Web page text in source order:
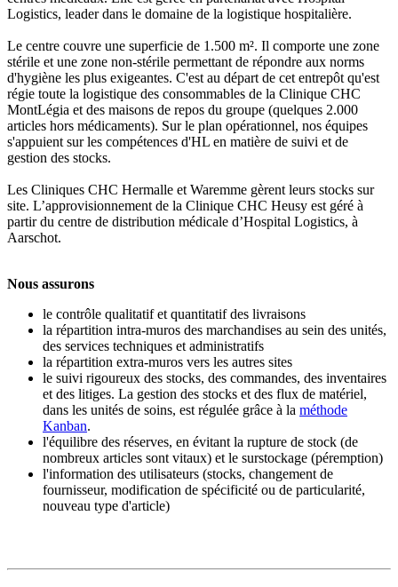
Logistics, leader dans le domaine de la logistique hospitalière.
Le centre couvre une superficie de 1.500 m². Il comporte une zone
stérile et une zone non-stérile permettant de répondre aux norms
d'hygiène les plus exigeantes. C'est au départ de cet entrepôt qu'est
régie toute la logistique des consommables de la Clinique CHC
MontLégia et des maisons de repos du groupe (quelques 2.000
articles hors médicaments). Sur le plan opérationnel, nos équipes
s'appuient sur les compétences d'HL en matière de suivi et de
gestion des stocks.
Les Cliniques CHC Hermalle et Waremme gèrent leurs stocks sur
site. L’approvisionnement de la Clinique CHC Heusy est géré à
partir du centre de distribution médicale d’Hospital Logistics, à
Aarschot.
Nous assurons
le contrôle qualitatif et quantitatif des livraisons
la répartition intra-muros des marchandises au sein des unités,
des services techniques et administratifs
la répartition extra-muros vers les autres sites
le suivi rigoureux des stocks, des commandes, des inventaires
et des litiges. La gestion des stocks et des flux de matériel,
dans les unités de soins, est régulée grâce à la méthode
Kanban.
l'équilibre des réserves, en évitant la rupture de stock (de
nombreux articles sont vitaux) et le surstockage (péremption)
l'information des utilisateurs (stocks, changement de
fournisseur, modification de spécificité ou de particularité,
nouveau type d'article)